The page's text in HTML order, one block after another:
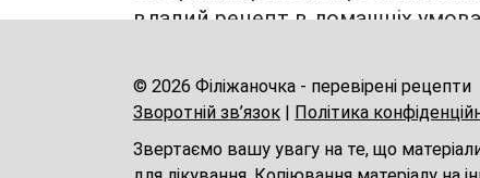
вдалий рецепт в домашніх
© 2026 Філіжаночка - перевірені рецепти
Зворотній зв’язок | Політика
Звертаємо вашу увагу на те, що